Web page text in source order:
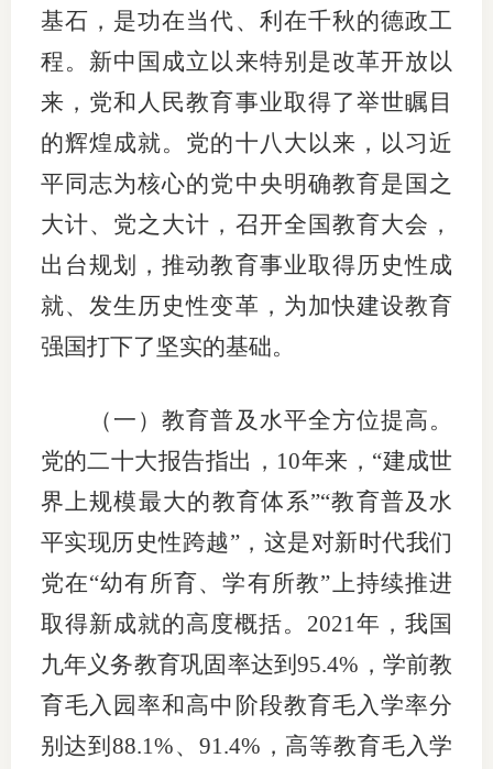
基石，是功在当代、利在千秋的德政工
程。新中国成立以来特别是改革开放以
来，党和人民教育事业取得了举世瞩目
的辉煌成就。党的十八大以来，以习近
平同志为核心的党中央明确教育是国之
大计、党之大计，召开全国教育大会，
出台规划，推动教育事业取得历史性成
就、发生历史性变革，为加快建设教育
强国打下了坚实的基础。
（一）教育普及水平全方位提高。
党的二十大报告指出，10年来，“建成世
界上规模最大的教育体系”“教育普及水
平实现历史性跨越”，这是对新时代我们
党在“幼有所育、学有所教”上持续推进
取得新成就的高度概括。2021年，我国
九年义务教育巩固率达到95.4%，学前教
育毛入园率和高中阶段教育毛入学率分
别达到88.1%、91.4%，高等教育毛入学